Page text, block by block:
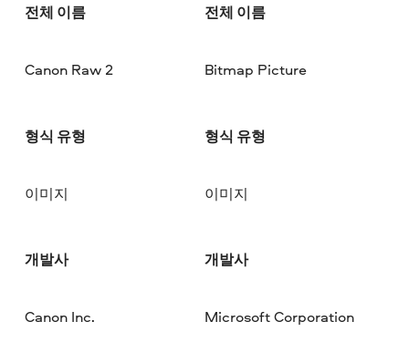
전체 이름
Canon Raw 2
형식 유형
이미지
개발사
Canon Inc.
전체 이름
Bitmap Picture
형식 유형
이미지
개발사
Microsoft Corporation